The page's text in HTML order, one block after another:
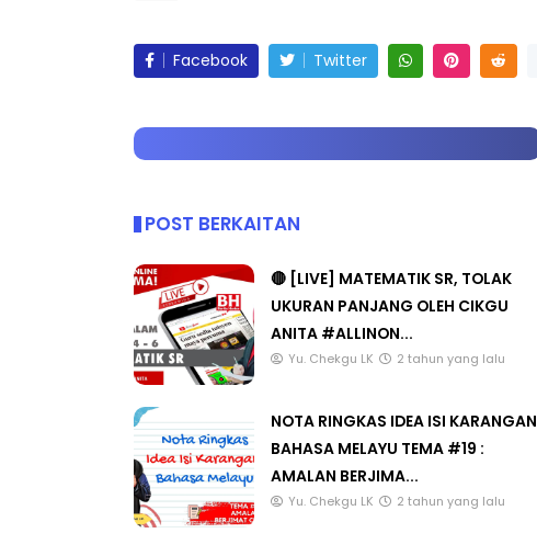
Facebook Twitter
POST BERKAITAN
🔴 [LIVE] MATEMATIK SR, TOLAK
UKURAN PANJANG OLEH CIKGU
ANITA #ALLINON...
Yu. Chekgu LK 2 tahun yang lalu
NOTA RINGKAS IDEA ISI KARANGAN
BAHASA MELAYU TEMA #19 :
AMALAN BERJIMA...
Yu. Chekgu LK 2 tahun yang lalu